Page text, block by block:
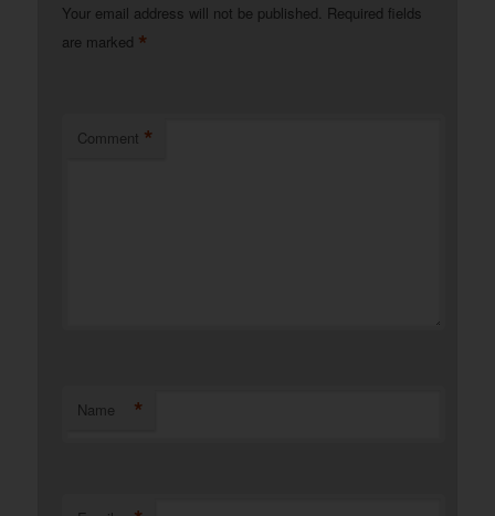
Your email address will not be published. Required fields
are marked *
Comment *
Name *